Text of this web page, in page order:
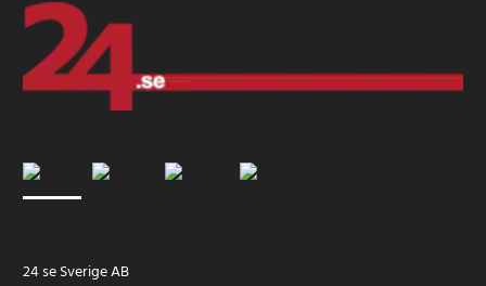
24 se Sverige AB